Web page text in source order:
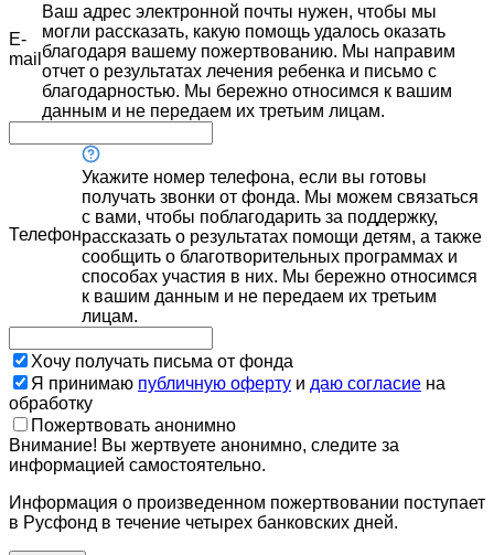
E-
mail
Ваш адрес электронной почты нужен, чтобы мы
могли рассказать, какую помощь удалось оказать
благодаря вашему пожертвованию. Мы направим
отчет о результатах лечения ребенка и письмо с
благодарностью. Мы бережно относимся к вашим
данным и не передаем их третьим лицам.
Телефон
Укажите номер телефона, если вы готовы
получать звонки от фонда. Мы можем связаться
с вами, чтобы поблагодарить за поддержку,
рассказать о результатах помощи детям, а также
сообщить о благотворительных программах и
способах участия в них. Мы бережно относимся
к вашим данным и не передаем их третьим
лицам.
Хочу получать письма от фонда
Я принимаю публичную оферту и даю согласие на
обработку
Пожертвовать анонимно
Внимание! Вы жертвуете анонимно, следите за
информацией самостоятельно.
Информация о произведенном пожертвовании поступает
в Русфонд в течение четырех банковских дней.